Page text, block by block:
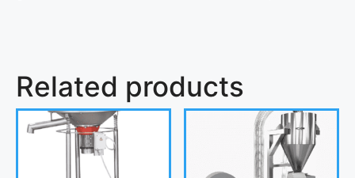
Related products